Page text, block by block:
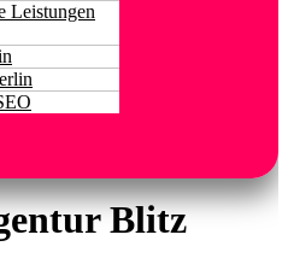
Leistungen
Blitz